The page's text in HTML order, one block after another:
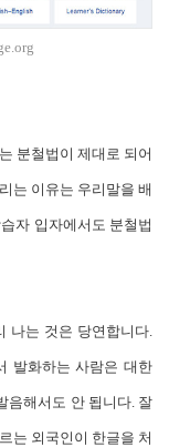
분철법이 제대로 되어
는 이유는 우리말을 배
자 입자에서도 분철법
나는 것은 당연합니다.
발화하는 사람은 대한
음해서도 안 됩니다. 잘
는 외국인이 한글을 처